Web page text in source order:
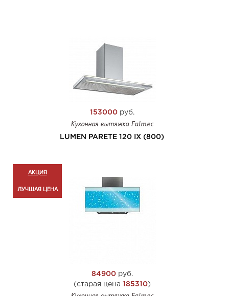
153000руб.
Кухонная вытяжка Falmec
LUMEN PARETE 120 IX (800)
84900руб.
(старая цена185310)
АКЦИЯ
ЛУЧШАЯ ЦЕНА